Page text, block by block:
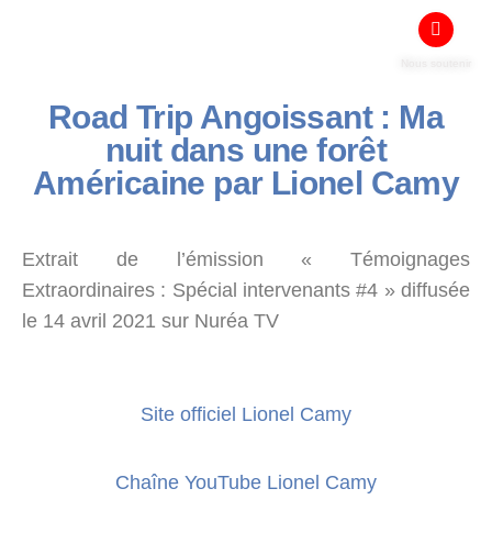
Road Trip Angoissant : Ma
nuit dans une forêt
Américaine par Lionel Camy
Extrait de l’émission « Témoignages
Extraordinaires : Spécial intervenants #4 » diffusée
le 14 avril 2021 sur Nuréa TV
Site officiel Lionel Camy
Chaîne YouTube Lionel Camy